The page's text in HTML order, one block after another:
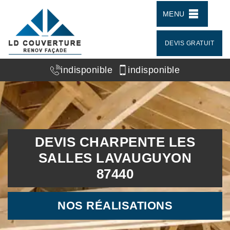
MENU
DEVIS GRATUIT
indisponible indisponible
DEVIS CHARPENTE LES
SALLES LAVAUGUYON
87440
NOS RÉALISATIONS